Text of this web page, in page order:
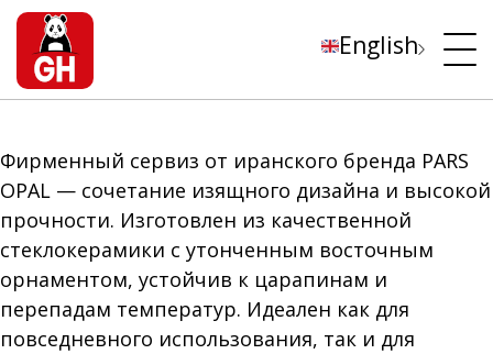
English
Фирменный сервиз от иранского бренда PARS
OPAL — сочетание изящного дизайна и высокой
прочности. Изготовлен из качественной
стеклокерамики с утонченным восточным
орнаментом, устойчив к царапинам и
перепадам температур. Идеален как для
повседневного использования, так и для